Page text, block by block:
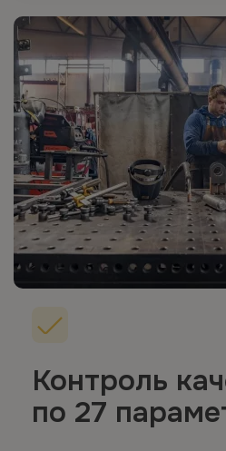
Контроль
по 27